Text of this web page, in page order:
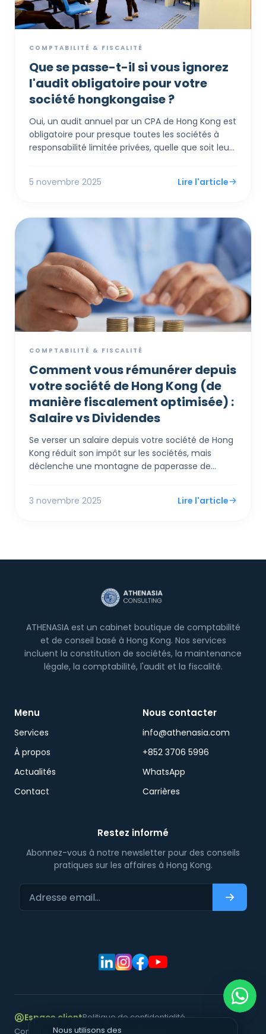
COMPTABILITÉ & FISCALITÉ
Que se passe-t-il si vous ignorez
l'audit obligatoire pour votre
société hongkongaise ?
Oui, un audit annuel par un CPA de Hong Kong est
obligatoire pour presque toutes les sociétés à
responsabilité limitée privées, quelle que soit leur
pas de l'audit ; elle permet d'utiliser une norme
lui-même plus rapide et plus abordable.
5 novembre 2025 Lire l'article
COMPTABILITÉ & FISCALITÉ
Comment vous rémunérer depuis
votre société de Hong Kong (de
manière fiscalement optimisée) :
Salaire vs Dividendes
Se verser un salaire depuis votre société de Hong
Kong réduit son impôt sur les sociétés, mais
déclenche une montagne de paperasse de
mais une nouvelle règle FSIE pourrait piéger vos
3 novembre 2025 Lire l'article
ATHENASIA est un cabinet boutique de comptabilité
et de conseil basé à Hong Kong. Nos services
incluent la constitution de sociétés, la maintenance
légale, la comptabilité, l'audit et la fiscalité.
Menu
Services
À propos
Actualités
Contact
Nous contacter
info@athenasia.com
+852 3706 5996
WhatsApp
Carrières
Restez informé
Abonnez-vous à notre newsletter pour des conseils
pratiques sur les affaires à Hong Kong.
Espace clientPolitique de confidentialité
Conditions d'utilisationMentions légales
Nous utilisons des